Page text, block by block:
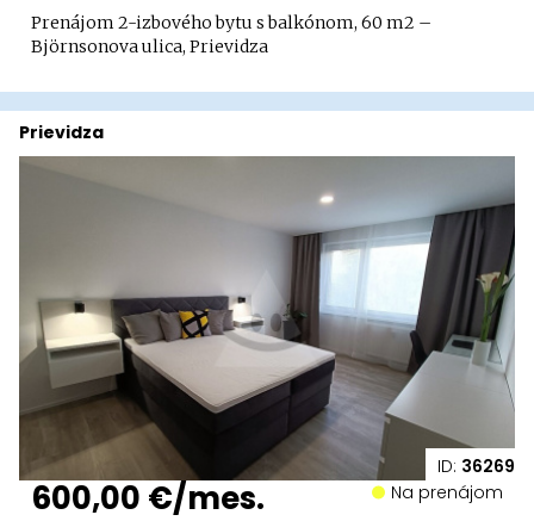
Prenájom 2-izbového bytu s balkónom, 60 m2 –
Björnsonova ulica, Prievidza
ID: 36269
Prievidza
600,00 €/mes. Na prenájom